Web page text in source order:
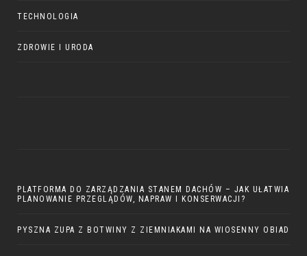
TECHNOLOGIA
ZDROWIE I URODA
PLATFORMA DO ZARZĄDZANIA STANEM DACHÓW – JAK UŁATWIA
PLANOWANIE PRZEGLĄDÓW, NAPRAW I KONSERWACJI?
PYSZNA ZUPA Z BOTWINY Z ZIEMNIAKAMI NA WIOSENNY OBIAD